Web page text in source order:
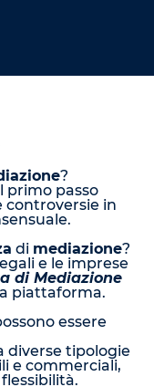
?
primo passo
controversie in
di mediazione?
e le imprese
di Mediazione
piattaforma.
essere
diverse tipologie
e commerciali,